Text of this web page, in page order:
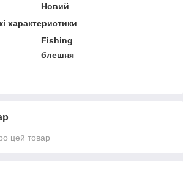
Новий
характеристики
Fishing
блешня
цей товар